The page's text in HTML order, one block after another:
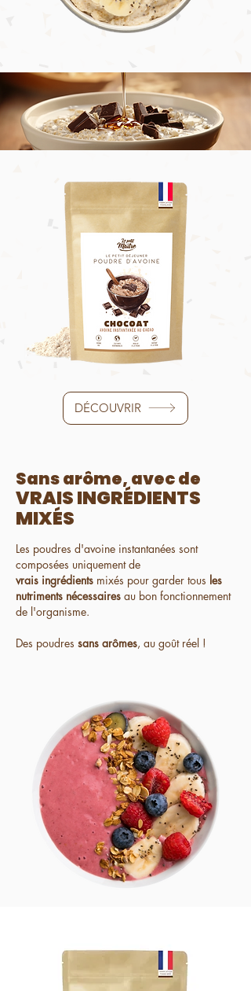
DÉCOUVRIR
Sans arôme, avec de​
VRAIS INGRÉDIENTS
MIXÉS
Les poudres d'avoine instantanées sont
composées uniquement de
vrais ingrédients mixés pour garder tous les
nutriments nécessaires au bon fonctionnement
de l'organisme.
Des poudres sans arômes, au goût réel !